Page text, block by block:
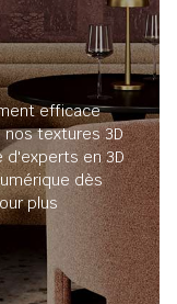
efficace
nos textures 3D
d'experts en 3D
dès
plus